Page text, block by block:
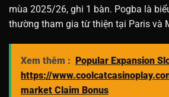
mùa 2025/26, ghi 1 bàn. Pogba là
thường tham gia từ thiện tại Paris và
Xem thêm :
Popular Expansion
https://
market Claim Bonus